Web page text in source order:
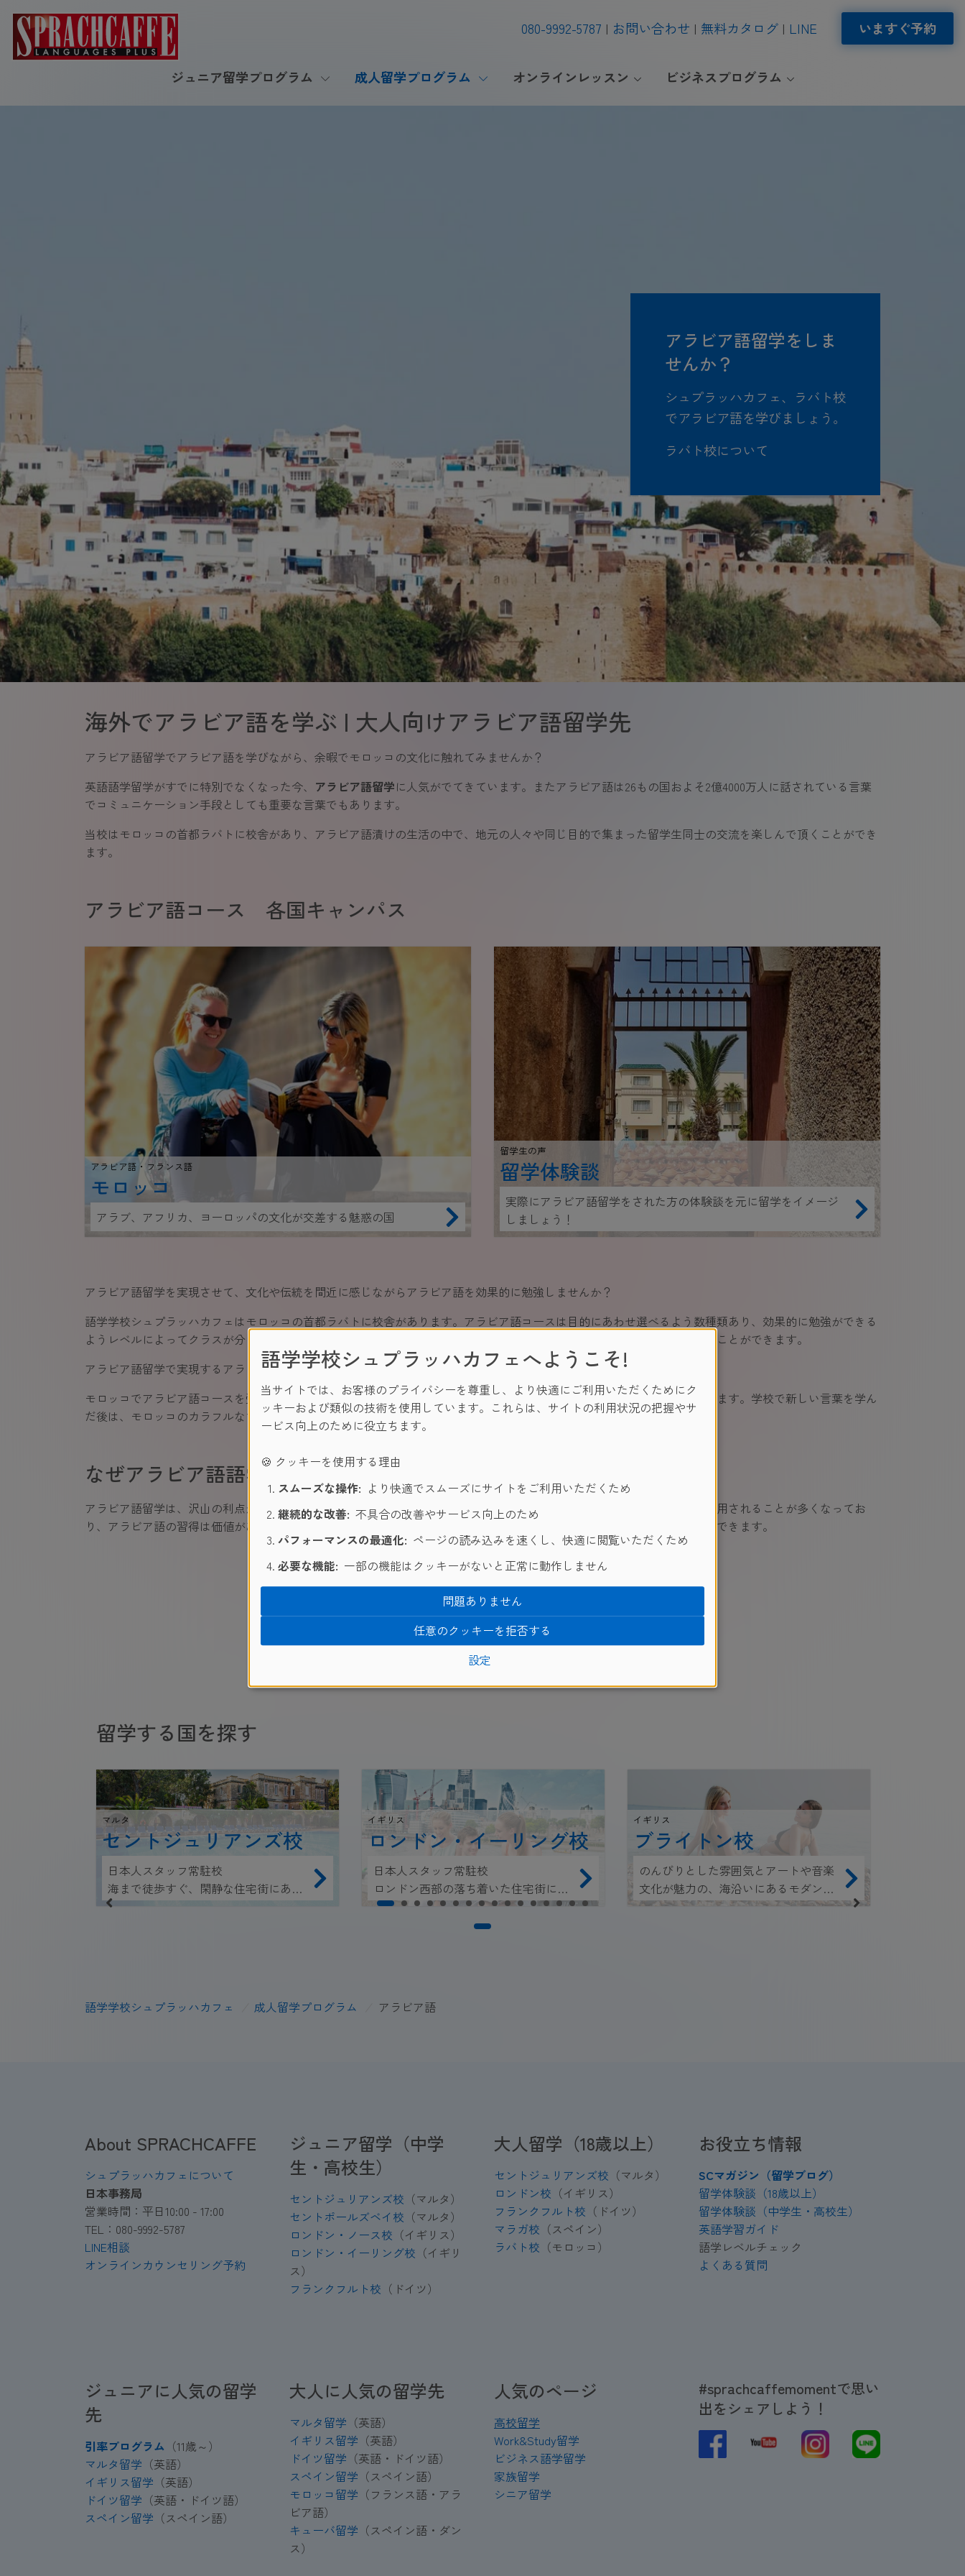
080-9992-5787 お問い合わせ 無料カタログ LINE いますぐ予約
ジュニア留学プログラム 成人留学プログラム オンラインレッスン ビジネスプログラム
アラビア語留学をしま
せんか？
シュプラッハカフェ、ラバト校
でアラビア語を学びましょう。
ラバト校について
海外でアラビア語を学ぶ | 大人向けアラビア語留学先
アラビア語留学でアラビア語を学びながら、余暇でモロッコの文化に触れてみませんか？
英語語学留学がすでに特別でなくなった今、 アラビア語留学に人気がでてきています。またアラビア語は26もの国およそ2億4000万人に話されている言葉
でコミュニケーション手段としても重要な言葉でもあります。
当校はモロッコの首都ラバトに校舎があり、アラビア語漬けの生活の中で、地元の人々や同じ目的で集まった留学生同士の交流を楽しんで頂くことができ
ます。
アラビア語コース 各国キャンパス
アラビア語・フランス語
モロッコ
アラブ、アフリカ、ヨーロッパの文化が交差する魅惑の国
留学生の声
留学体験談
実際にアラビア語留学をされた方の体験談を元に留学をイメージ
しましょう！
アラビア語留学を実現させて、文化や伝統を間近に感じながらアラビア語を効果的に勉強しませんか？
語学学校シュプラッハカフェはモロッコの首都ラバトに校舎があります。アラビア語コースは目的にあわせ選べるよう数種類あり、効果的に勉強ができる
ようレベルによってクラスが分けられます。初心者の方もすでに中上級者の方も短期間で効率よくアラビア語を身につけることができます。
アラビア語留学で実現するアラビア語に囲まれた生活は、学習効果をより高めることができるでしょう。
モロッコでアラビア語コースを受けて、毎日の会話の中で実際にアラビア語がどのように使われているのか知ることができます。学校で新しい言葉を学ん
だ後は、モロッコのカラフルなマーケットでさっそく実践してみましょう！
なぜアラビア語語学留学が効果的？
アラビア語留学は、沢山の利点があることに疑いの余地はありません。今日アラビア語は世界でも価値の高い言語として使用されることが多くなってお
り、アラビア語の習得は価値があるといえます。また海外留学で現地へ滞在することで、その地の芸術や慣習を知ることもできます。
留学について相談する
LINEでのお問合せも受付中！
留学する国を探す
マルタ
セントジュリアンズ校
日本人スタッフ常駐校
海まで徒歩すぐ、閑静な住宅街にある
学校
イギリス
ロンドン・イーリング校
日本人スタッフ常駐校
ロンドン西部の落ち着いた住宅街にあ
る学校。ロンドン中心部にもアクセス
イギリス
ブライトン校
のんびりとした雰囲気とアートや音楽
文化が魅力の、海沿いにあるモダンな
学校
語学学校シュプラッハカフェ 成人留学プログラム アラビア語
About SPRACHCAFFE
シュプラッハカフェについて
日本事務局
営業時間：平日10:00 - 17:00
TEL：080-9992-5787
LINE相談
オンラインカウンセリング予約
ジュニア留学（中学
生・高校生）
セントジュリアンズ校 （マルタ）
セントポールズベイ校 （マルタ）
ロンドン・ノース校 （イギリス）
ロンドン・イーリング校 （イギリ
ス）
フランクフルト校 （ドイツ）
大人留学（18歳以上）
セントジュリアンズ校 （マルタ）
ロンドン校 （イギリス）
フランクフルト校 （ドイツ）
マラガ校 （スペイン）
ラバト校 （モロッコ）
お役立ち情報
SCマガジン（留学ブログ）
留学体験談（18歳以上）
留学体験談（中学生・高校生）
英語学習ガイド
語学レベルチェック
よくある質問
ジュニアに人気の留学
先
引率プログラム （11歳～）
マルタ留学 （英語）
イギリス留学 （英語）
ドイツ留学 （英語・ドイツ語）
スペイン留学 （スペイン語）
大人に人気の留学先
マルタ留学 （英語）
イギリス留学 （英語）
ドイツ留学 （英語・ドイツ語）
スペイン留学 （スペイン語）
モロッコ留学 （フランス語・アラ
ビア語）
キューバ留学 （スペイン語・ダン
ス）
人気のページ
高校留学
Work&Study留学
ビジネス語学留学
家族留学
シニア留学
#sprachcaffemomentで思い
出をシェアしよう！
語学学校シュプラッハカフェへようこそ!
当サイトでは、お客様のプライバシーを尊重し、より快適にご利用いただくためにク
ッキーおよび類似の技術を使用しています。これらは、サイトの利用状況の把握やサ
ービス向上のために役立ちます。
🍪 クッキーを使用する理由
スムーズな操作: より快適でスムーズにサイトをご利用いただくため
継続的な改善: 不具合の改善やサービス向上のため
パフォーマンスの最適化: ページの読み込みを速くし、快適に閲覧いただくため
必要な機能: 一部の機能はクッキーがないと正常に動作しません
設定
任意のクッキーを拒否する
問題ありません